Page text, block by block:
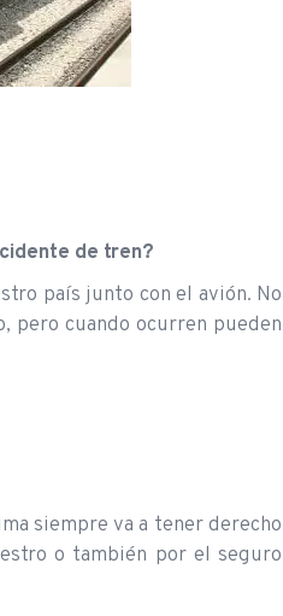
de tren?
país junto con el avión. No
pero cuando ocurren pueden
siempre va a tener derecho
o también por el seguro